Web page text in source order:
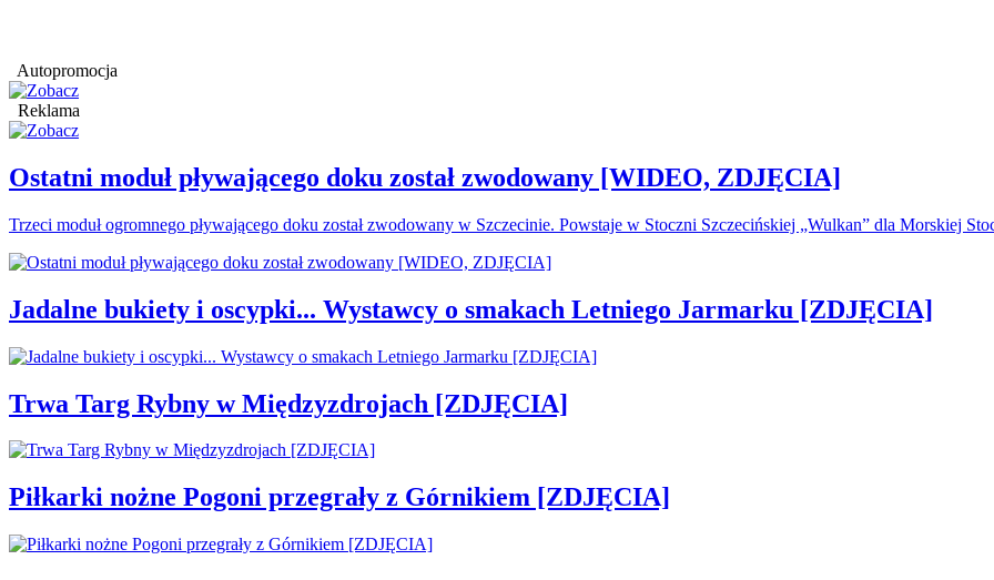
Autopromocja
Reklama
Ostatni moduł pływającego doku został zwodowany [WIDEO, ZDJĘCIA]
Trzeci moduł ogromnego pływającego doku został zwodowany w Szczecinie. Powstaje w Stoczni Szczecińskiej „Wulkan” dla Morskiej
Jadalne bukiety i oscypki... Wystawcy o smakach Letniego Jarmarku [ZDJĘCIA]
Trwa Targ Rybny w Międzyzdrojach [ZDJĘCIA]
Piłkarki nożne Pogoni przegrały z Górnikiem [ZDJĘCIA]